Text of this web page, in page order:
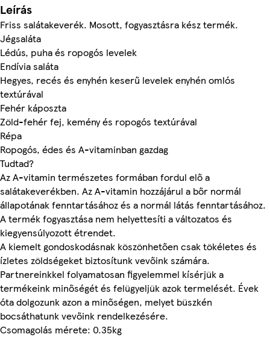
Leírás
Friss salátakeverék. Mosott, fogyasztásra kész termék.
Jégsaláta
Lédús, puha és ropogós levelek
Endívia saláta
Hegyes, recés és enyhén keserű levelek enyhén omlós
textúrával
Fehér káposzta
Zöld-fehér fej, kemény és ropogós textúrával
Répa
Ropogós, édes és A-vitaminban gazdag
Tudtad?
Az A-vitamin természetes formában fordul elő a
salátakeverékben. Az A-vitamin hozzájárul a bőr normál
állapotának fenntartásához és a normál látás fenntartásához.
A termék fogyasztása nem helyettesíti a változatos és
kiegyensúlyozott étrendet.
A kiemelt gondoskodásnak köszönhetően csak tökéletes és
ízletes zöldségeket biztosítunk vevőink számára.
Partnereinkkel folyamatosan figyelemmel kísérjük a
termékeink minőségét és felügyeljük azok termelését. Évek
óta dolgozunk azon a minőségen, melyet büszkén
bocsáthatunk vevőink rendelkezésére.
Csomagolás mérete: 0.35kg